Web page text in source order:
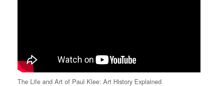
The Life and Art of Paul Klee: Art History Explained